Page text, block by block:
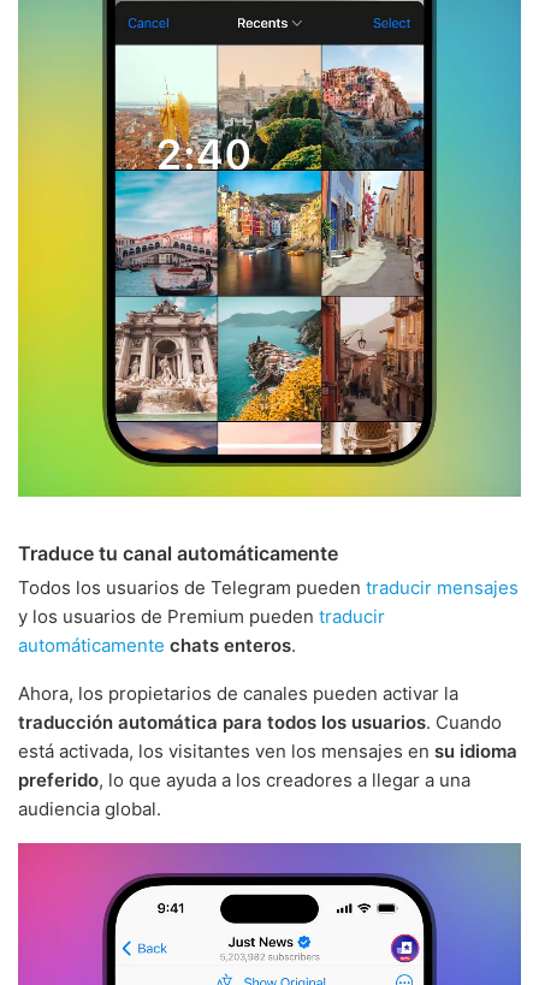
Traduce tu canal automáticamente
Todos los usuarios de Telegram pueden traducir mensajes
y los usuarios de Premium pueden traducir
automáticamente chats enteros.
Ahora, los propietarios de canales pueden activar la
traducción automática para todos los usuarios. Cuando
está activada, los visitantes ven los mensajes en su idioma
preferido, lo que ayuda a los creadores a llegar a una
audiencia global.